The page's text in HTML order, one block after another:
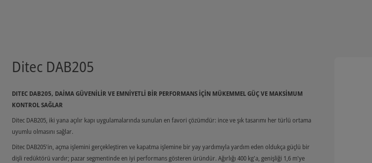
Ditec DAB205
DITEC DAB205, DAİMA GÜVENİLİR VE EMNİYETLİ BİR PERFORMANS İÇİN MÜKEMMEL GÜÇ VE MAKSİMUM
KONTROL SAĞLAR
Ditec DAB205, iki yana açılır kapı uygulamalarında sunulan en favori çözümdür: ince ve şık tasarımı her türlü ortama
uyumlu olmasını sağlar.
Ditec DAB205'in, açma işlemini gerçekleştiren ve kapatma işlemine bir yay yardımıyla yardım eden oldukça güçlü bir
dişli redüktörü vardır; pazar segmentinde en iyi performans gösteren üründür. Ağırlığı 400 kg'a, genişliği 1,6 m'ye